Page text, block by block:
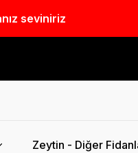
seviniriz
Zeytin - Diğer